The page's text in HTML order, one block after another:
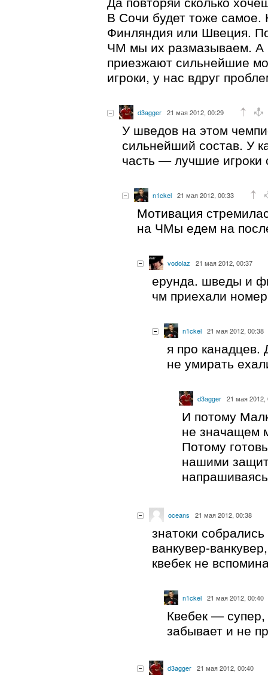
В Сочи будет тоже самое.
Финляндия или Швеция.
ЧМ мы их размазываем. А
приезжают сильнейшие
игроки, у нас вдруг
d3agger 21 мая 2012, 00:29
У шведов на этом
сильнейший состав. У
часть — лучшие игроки
n1ckel 21 мая 2012, 00:33
Мотивация
на ЧМы едем на
vodolaz 21 мая 2012, 00:37
ерунда. шведы и
чм приехали
n1ckel 21 мая 2012, 00:38
я про канадцев.
не умирать
d3agger 21 мая 2012,
И потому
не значащем
Потому
нашими
oceans 21 мая 2012, 00:38
знатоки
ванкувер-
квебек не
n1ckel 21 мая 2012, 00:40
Квебек —
забывает и не
d3agger 21 мая 2012, 00:40